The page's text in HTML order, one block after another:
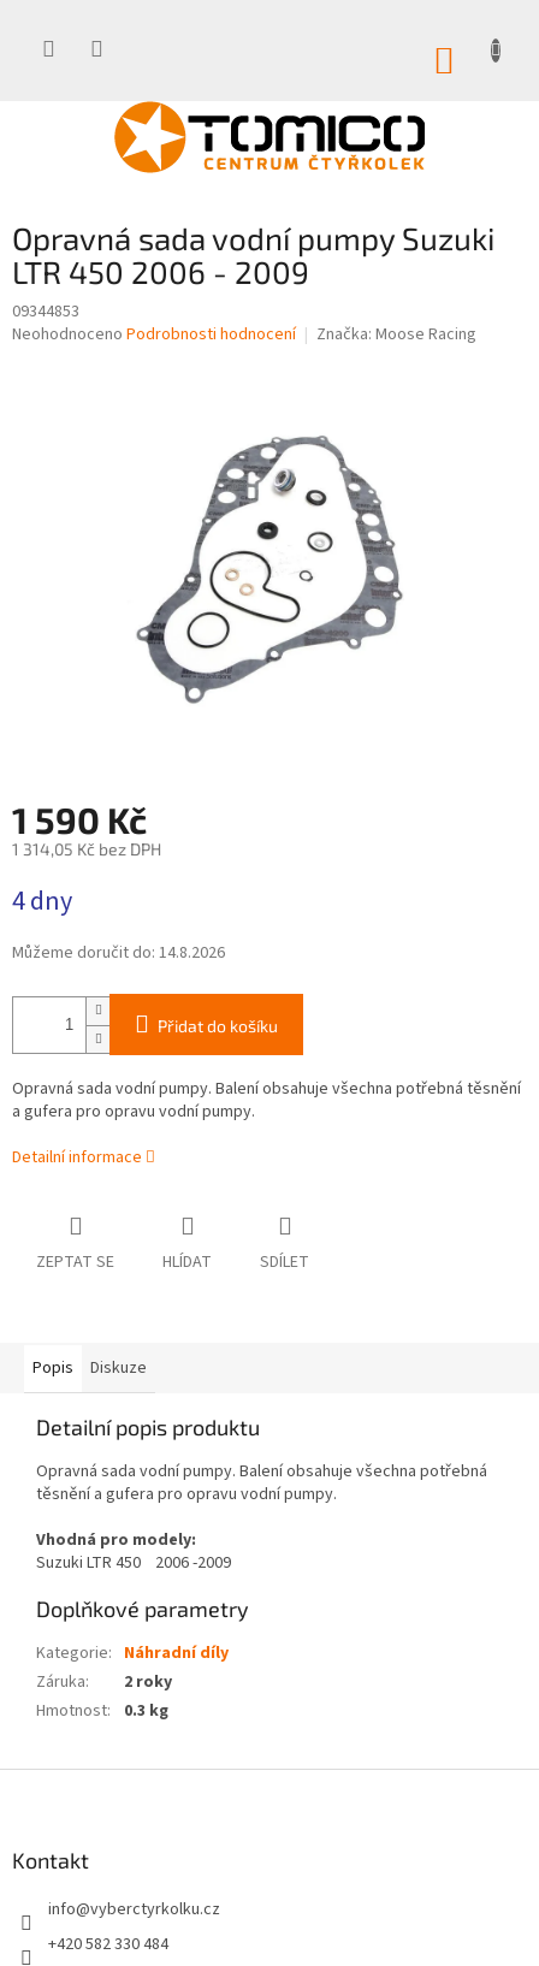
Opravná sada vodní pumpy Suzuki
LTR 450 2006 - 2009
09344853
Průměrné
Neohodnoceno Podrobnosti hodnocení Značka: Moose Racing
1 590 Kč
1 314,05 Kč bez DPH
cena:
4 dny
Můžeme doručit do: 14.8.2026
Přidat do košíku
Opravná sada vodní pumpy. Balení obsahuje všechna potřebná těsnění
a gufera pro opravu vodní pumpy.
Detailní informace
ZEPTAT SE HLÍDAT SDÍLET
Popis Diskuze
Detailní popis produktu
Opravná sada vodní pumpy. Balení obsahuje všechna potřebná
těsnění a gufera pro opravu vodní pumpy.
Vhodná pro modely:
Suzuki LTR 450 2006 -2009
Doplňkové parametry
Kategorie: Náhradní díly
Záruka:
2 roky
Hmotnost: 0.3 kg
Kontakt
info@vyberctyrkolku.cz
+420 582 330 484